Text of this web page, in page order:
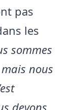
pas
les
sommes
nous
devons